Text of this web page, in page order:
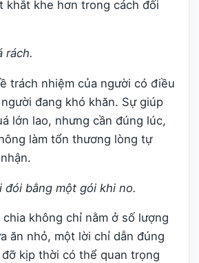
khắt khe hơn trong cách đối
rách.
trách nhiệm của người có điều
đang khó khăn. Sự giúp
lớn lao, nhưng cần đúng lúc,
làm tổn thương lòng tự
đói bằng một gói khi no.
không chỉ nằm ở số lượng
ăn nhỏ, một lời chỉ dẫn đúng
kịp thời có thể quan trọng